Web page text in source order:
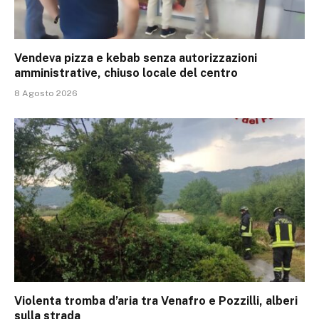
Vendeva pizza e kebab senza autorizzazioni
amministrative, chiuso locale del centro
8 Agosto 2026
Violenta tromba d’aria tra Venafro e Pozzilli, alberi
sulla strada